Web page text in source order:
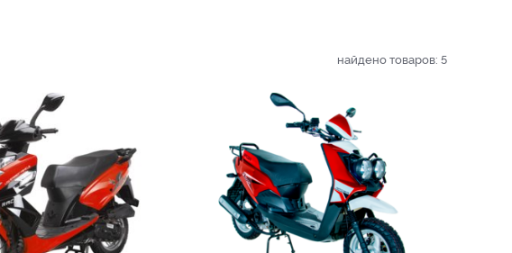
найдено товаров: 5